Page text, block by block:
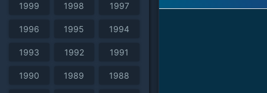
1999 1998 1997
1996 1995 1994
1993 1992 1991
1990 1989 1988